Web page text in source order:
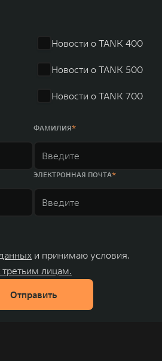
Новости о TANK 400
Новости о TANK 500
Новости о TANK 700
ФАМИЛИЯ
ЭЛЕКТРОННАЯ ПОЧТА
и принимаю условия.
лицам.
Отправить